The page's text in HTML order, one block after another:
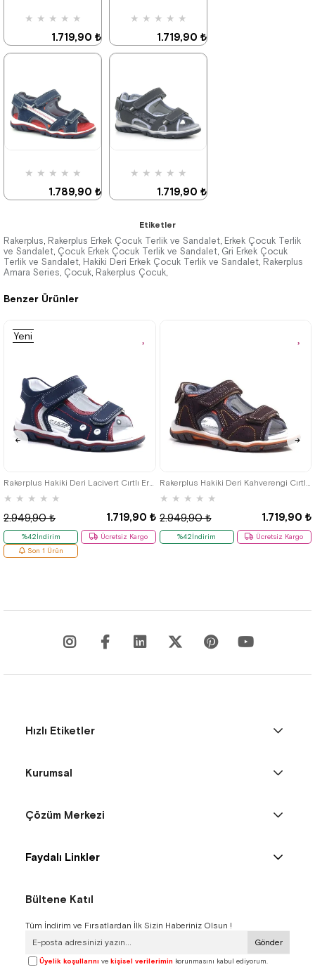
★ ★ ★ ★ ★
1.719,90 ₺
2.949,90 ₺
%42İndirim
★ ★ ★ ★ ★
1.719,90 ₺
2.949,90 ₺
%42İndirim
★ ★ ★ ★ ★
1.789,90 ₺
%42İndirim
Ücretsiz
Kargo
Son 1
★ ★ ★ ★ ★
1.719,90 ₺
%42İndirim
%25 İndirim | Sepette
Benzer Ürünler
★ ★ ★ ★ ★
1.719,90 ₺
2.949,90 ₺
%42İndirim Ücretsiz Kargo
Yeni
Son 1 Ürün
27 28 29 30 31
32
★ ★ ★ ★ ★
1.719,90 ₺
2.949,90 ₺
%42İndirim Ücretsiz Kargo
26 27 28 29 30 31
32
Etiketler
Rakerplus, Rakerplus Erkek Çocuk Terlik ve Sandalet, Erkek Çocuk Terlik
ve Sandalet, Çocuk Erkek Çocuk Terlik ve Sandalet, Gri Erkek Çocuk
Terlik ve Sandalet, Hakiki Deri Erkek Çocuk Terlik ve Sandalet, Rakerplus
Amara Series, Çocuk, Rakerplus Çocuk,
Hızlı Etiketler
Kurumsal
Çözüm Merkezi
Faydalı Linkler
Bültene Katıl
Tüm İndirim ve Fırsatlardan İlk Sizin Haberiniz Olsun !
Gönder
Üyelik koşullarını ve kişisel verilerimin korunmasını kabul ediyorum.